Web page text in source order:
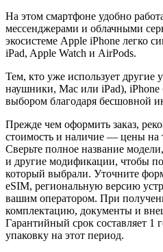
На этом смартфоне удобно
мессенджерами и облачными
экосистеме Apple iPhone легко
iPad, Apple Watch и AirPods.
Тем, кто уже использует другие
наушники, Mac или iPad), iPhone
выбором благодаря бесшовной
Прежде чем оформить заказ,
стоимость и наличие — цены на
Сверьте полное название
и другие модификации, чтобы
который выбрали. Уточните
eSIM, региональную версию
вашим оператором. При
комплектацию, документы и
Гарантийный срок составляет 1
упаковку на этот период.